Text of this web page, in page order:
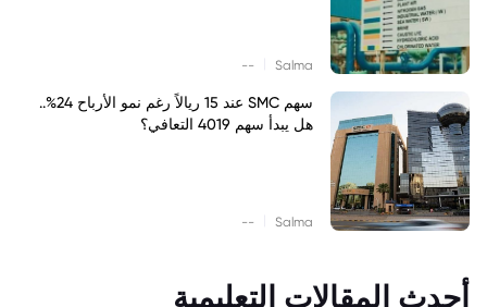
Salma
--
سهم SMC عند 15 ريالاً رغم نمو الأرباح 24%..
هل يبدأ سهم 4019 التعافي؟
Salma
--
أحدث المقالات التعليمية